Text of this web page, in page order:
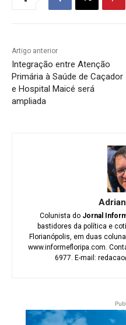
Artigo anterior
Integração entre Atenção
Primária à Saúde de Caçador
e Hospital Maicé será
ampliada
Colunista do Jornal
bastidores da política e
Florianópolis, em duas
www.informefloripa.com.
6977. E-mail: